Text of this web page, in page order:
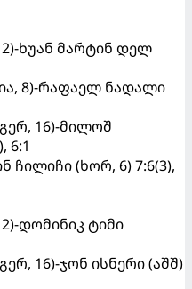
ხუან მარტინ დელ
8)-რაფაელ ნადალი
16)-მილოშ
6:1
ჩილიჩი (ხორ, 6) 7:6(3),
დომინიკ ტიმი
16)-ჯონ ისნერი (აშშ)